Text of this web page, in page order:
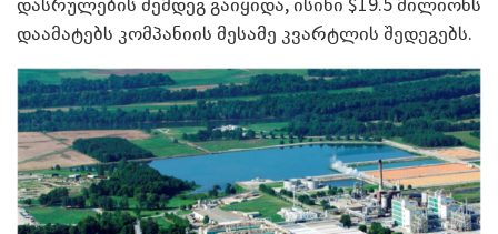
დაამატებს კომპანიის მესამე კვარტლის შედეგებს.